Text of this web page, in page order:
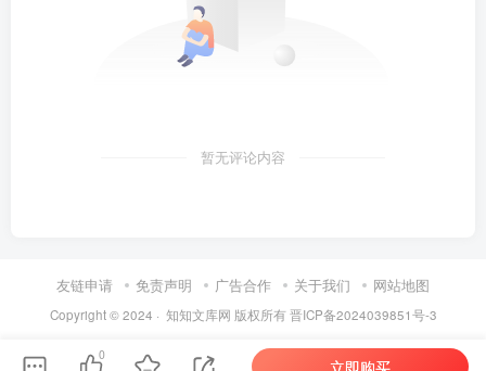
暂无评论内容
友链申请 免责声明 广告合作 关于我们 网站地图
Copyright © 2024 · 知知文库网 版权所有晋ICP备2024039851号-3
0
立即购买